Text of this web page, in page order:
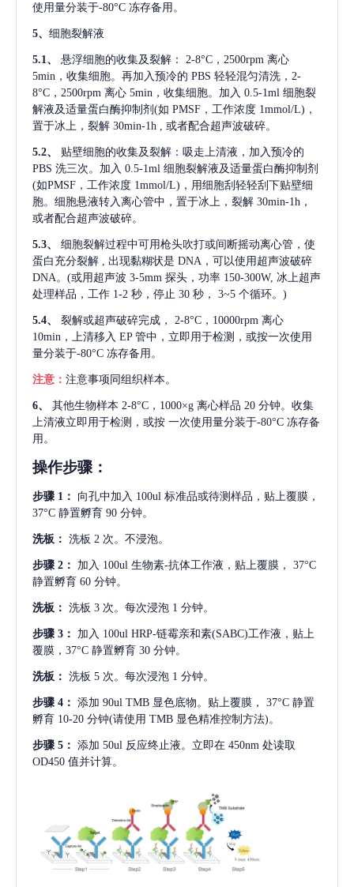
使用量分装于-80°C 冻存备用。
5、 细胞裂解液
5.1、 悬浮细胞的收集及裂解：
2-8°C，2500rpm 离心
5min，收集细胞。再加入预冷的 PBS 轻轻混匀清洗，2-
8°C，2500rpm 离心 5min，收集细胞。加入 0.5-1ml 细胞裂
解液及适量蛋白酶抑制剂(如 PMSF，工作浓度 1mmol/L)，
置于冰上，裂解 30min-1h , 或者配合超声波破碎。
5.2、
贴壁细胞的收集及裂解：吸走上清液，加入预冷的
PBS 洗三次。加入 0.5-1ml 细胞裂解液及适量蛋白酶抑制剂
(如PMSF，工作浓度 1mmol/L)，用细胞刮轻轻刮下贴壁细
胞。细胞悬液转入离心管中，置于冰上，裂解 30min-1h，
或者配合超声波破碎。
5.3、
细胞裂解过程中可用枪头吹打或间断摇动离心管，使
蛋白充分裂解 , 出现黏糊状是 DNA，可以使用超声波破碎
DNA。(或用超声波 3-5mm 探头，功率 150-300W, 冰上超声
处理样品，工作 1-2 秒，停止 30 秒， 3~5 个循环。)
5.4、 裂解或超声破碎完成，
2-8°C，10000rpm 离心
10min，上清移入 EP 管中，立即用于检测，或按一次使用
量分装于-80°C 冻存备用。
注意： 注意事项同组织样本。
6、 其他生物样本 2-8°C，1000×g 离心样品 20 分钟。收集
上清液立即用于检测，或按 一次使用量分装于-80°C 冻存备
用。
操作步骤：
步骤 1： 向孔中加入 100ul 标准品或待测样品，贴上覆膜，
37°C 静置孵育 90 分钟。
洗板： 洗板 2 次。不浸泡。
步骤 2： 加入 100ul 生物素-抗体工作液，贴上覆膜， 37°C
静置孵育 60 分钟。
洗板： 洗板 3 次。每次浸泡 1 分钟。
步骤 3： 加入 100ul HRP-链霉亲和素(SABC)工作液，贴上
覆膜，37°C 静置孵育 30 分钟。
洗板： 洗板 5 次。每次浸泡 1 分钟。
步骤 4： 添加 90ul TMB 显色底物。贴上覆膜， 37°C 静置
孵育 10-20 分钟(请使用 TMB 显色精准控制方法)。
步骤 5： 添加 50ul 反应终止液。立即在 450nm 处读取
OD450 值并计算。